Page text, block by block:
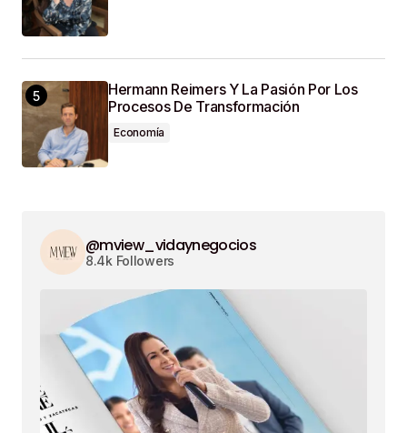
Hermann Reimers Y La Pasión Por Los
Procesos De Transformación
Economía
@mview_vidaynegocios
8.4k Followers